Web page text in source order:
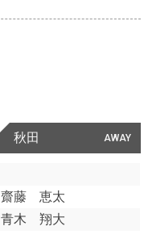
AWAY
秋田
齋藤 恵太
青木 翔大